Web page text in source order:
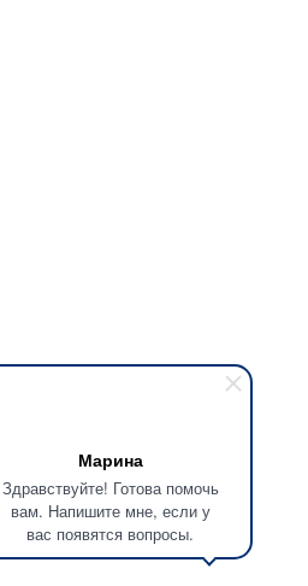
Марина
Здравствуйте! Готова помочь
вам. Напишите мне, если у
вас появятся вопросы.